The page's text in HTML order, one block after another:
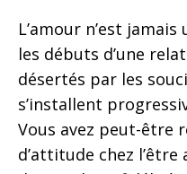
L’amour n’est
les débuts d’une
désertés par les
s’installent
Vous avez peut-être
d’attitude chez